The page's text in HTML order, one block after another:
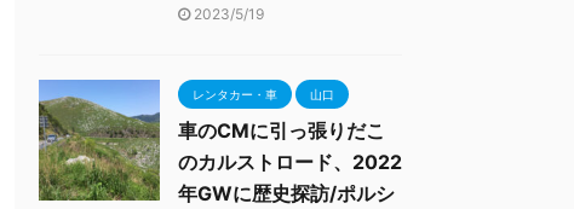
2023/5/19
レンタカー・車 山口
車のCMに引っ張りだこ
のカルストロード、2022
年GWに歴史探訪/ポルシ